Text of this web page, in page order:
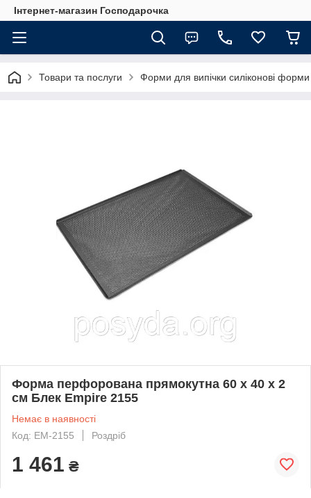
Інтернет-магазин Господарочка
Товари та послуги Форми для випічки силіконові форми
Форма перфорована прямокутна 60 х 40 х 2
см Блек Empire 2155
Немає в наявності
Код: EM-2155
Роздріб
1 461 ₴